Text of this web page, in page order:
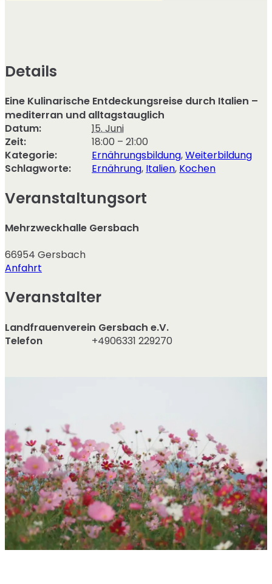
Details
Eine Kulinarische Entdeckungsreise durch Italien –
mediterran und alltagstauglich
Datum:
15. Juni
Zeit:
18:00 – 21:00
Kategorie:
Ernährungsbildung,Weiterbildung
Schlagworte:
Ernährung, Italien, Kochen
Veranstaltungsort
Mehrzweckhalle Gersbach
66954 Gersbach
Anfahrt
Veranstalter
Landfrauenverein Gersbach e.V.
Telefon
+4906331 229270